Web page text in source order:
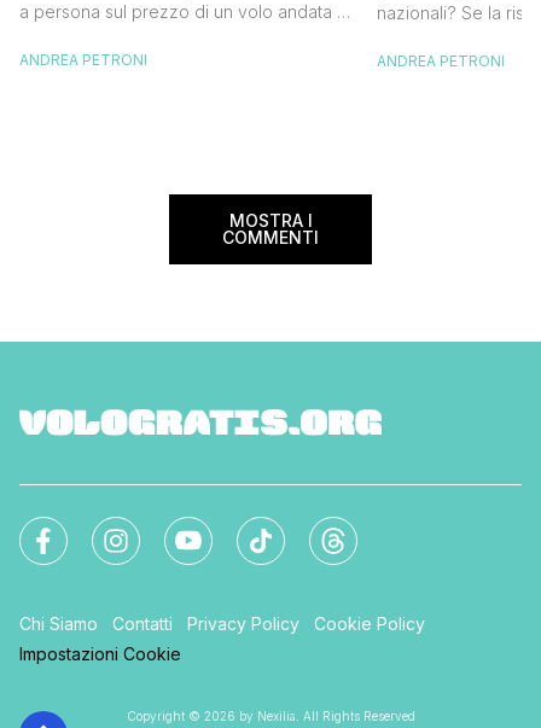
a persona sul prezzo di un volo andata e
15 a tratta, che diventano € 30 su un volo
ANDREA PETRONI
nazionali? Se la
Alitalia per l’Italia.
ANDREA PETRONI
MOSTRA I
COMMENTI
Chi Siamo Contatti Privacy Policy
Cookie Policy
Impostazioni Cookie
Copyright © 2026 by Nexilia. All Rights Reserved